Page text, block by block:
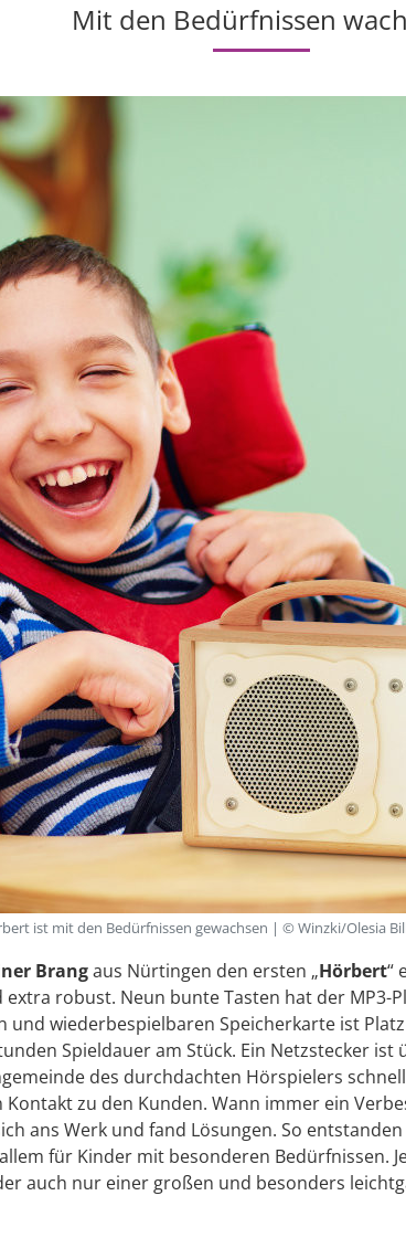
Mit den Bedürfnissen
ist mit den Bedürfnissen gewachsen | © Winzki/Olesia
Brangaus Nürtingen den ersten „Hörbert“
robust. Neun bunte Tasten hat der MP3-
wiederbespielbaren Speicherkarte ist
Spieldauer am Stück. Ein Netzstecker
des durchdachten Hörspielers
zu den Kunden. Wann immer ein
ans Werk und fand Lösungen. So
für Kinder mit besonderen Bedürfnissen.
auch nur einer großen und besonders